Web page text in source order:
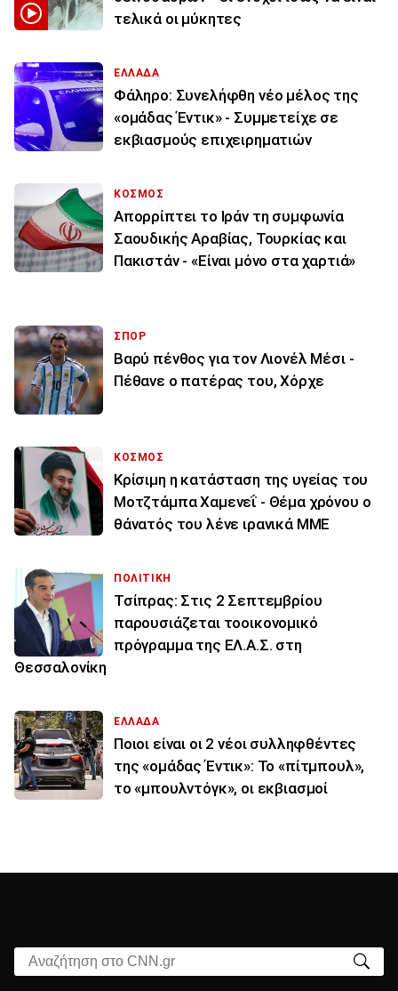
τελικά οι μύκητες
ΕΛΛΑΔΑ
Φάληρο: Συνελήφθη νέο μέλος της
«ομάδας Έντικ» - Συμμετείχε σε
εκβιασμούς επιχειρηματιών
ΚΟΣΜΟΣ
Απορρίπτει το Ιράν τη συμφωνία
Σαουδικής Αραβίας, Τουρκίας και
Πακιστάν - «Είναι μόνο στα χαρτιά»
ΣΠΟΡ
Βαρύ πένθος για τον Λιονέλ Μέσι -
Πέθανε ο πατέρας του, Χόρχε
ΚΟΣΜΟΣ
Κρίσιμη η κατάσταση της υγείας του
Μοτζτάμπα Χαμενεΐ - Θέμα χρόνου ο
θάνατός του λένε ιρανικά ΜΜΕ
ΠΟΛΙΤΙΚΗ
Τσίπρας: Στις 2 Σεπτεμβρίου
παρουσιάζεται τοοικονομικό
πρόγραμμα της ΕΛ.Α.Σ. στη
Θεσσαλονίκη
ΕΛΛΑΔΑ
Ποιοι είναι οι 2 νέοι συλληφθέντες
της «ομάδας Έντικ»: Το «πίτμπουλ»,
το «μπουλντόγκ», οι εκβιασμοί
Αναζήτηση στο CNN.gr